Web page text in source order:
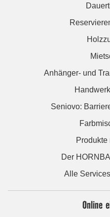
Anhänger- und
Seniovo:
Produkte
Der
Alle
Online